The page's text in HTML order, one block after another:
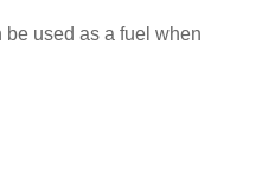
used as a fuel when